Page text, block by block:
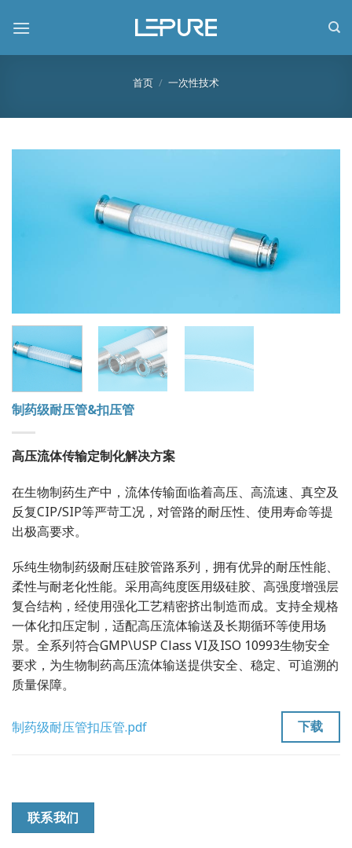
首页 / 一次性技术
制药级耐压管&扣压管
高压流体传输定制化解决方案
在生物制药生产中，流体传输面临着高压、高流速、真空及
反复CIP/SIP等严苛工况，对管路的耐压性、使用寿命等提
出极高要求。
乐纯生物制药级耐压硅胶管路系列，拥有优异的耐压性能、
柔性与耐老化性能。采用高纯度医用级硅胶、高强度增强层
复合结构，经使用强化工艺精密挤出制造而成。支持全规格
一体化扣压定制，适配高压流体输送及长期循环等使用场
景。全系列符合GMP\USP Class VI及ISO 10993生物安全
要求，为生物制药高压流体输送提供安全、稳定、可追溯的
质量保障。
制药级耐压管扣压管.pdf 下载
联系我们